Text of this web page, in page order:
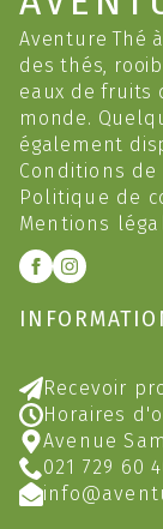
Aventure Thé
des thés,
eaux de fruits
monde.
également
Conditions de
Politique de
Mentions
Recevoir
Horaires
Avenue
021 729 60